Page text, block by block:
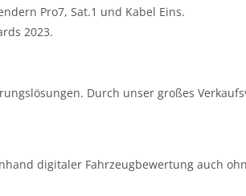
Pro7, Sat.1 und Kabel Eins.
2023.
Durch unser großes
digitaler Fahrzeugbewertung auch